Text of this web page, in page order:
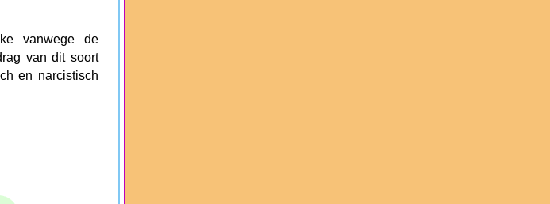
vanwege de
van dit soort
en narcistisch